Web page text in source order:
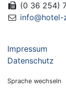
(0 36 254)
info@hotel-
Impressum
Datenschutz
Sprache wechseln